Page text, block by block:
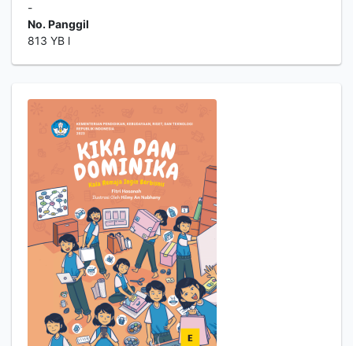
-
No. Panggil
813 YB l